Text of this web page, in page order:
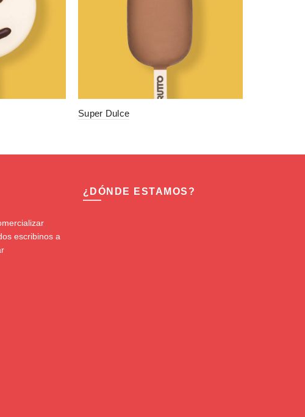
Super Dulce
escribinos a
¿DÓNDE ESTAMOS?